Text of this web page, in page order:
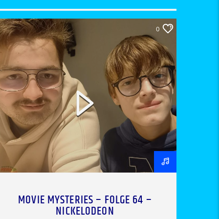
0
MOVIE MYSTERIES – FOLGE 64 –
NICKELODEON